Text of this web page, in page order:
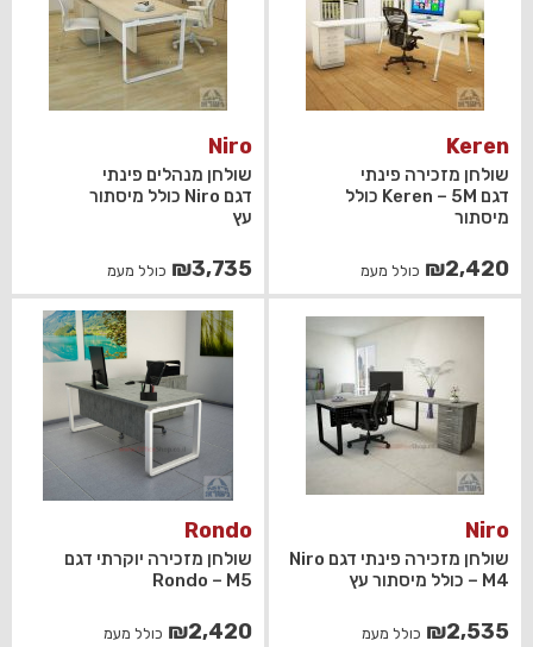
Keren
שולחן מזכירה פינתי
דגם Keren – 5M כולל
מיסתור
₪2,420 כולל מעמ
Niro
שולחן מנהלים פינתי
דגם Niro כולל מיסתור
עץ
₪3,735 כולל מעמ
Niro
שולחן מזכירה פינתי דגם Niro
– M4 כולל מיסתור עץ
₪2,535 כולל מעמ
Rondo
שולחן מזכירה יוקרתי דגם
Rondo – M5
₪2,420 כולל מעמ